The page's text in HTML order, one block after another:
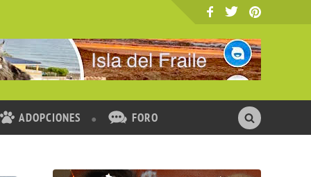
ADOPCIONES FORO